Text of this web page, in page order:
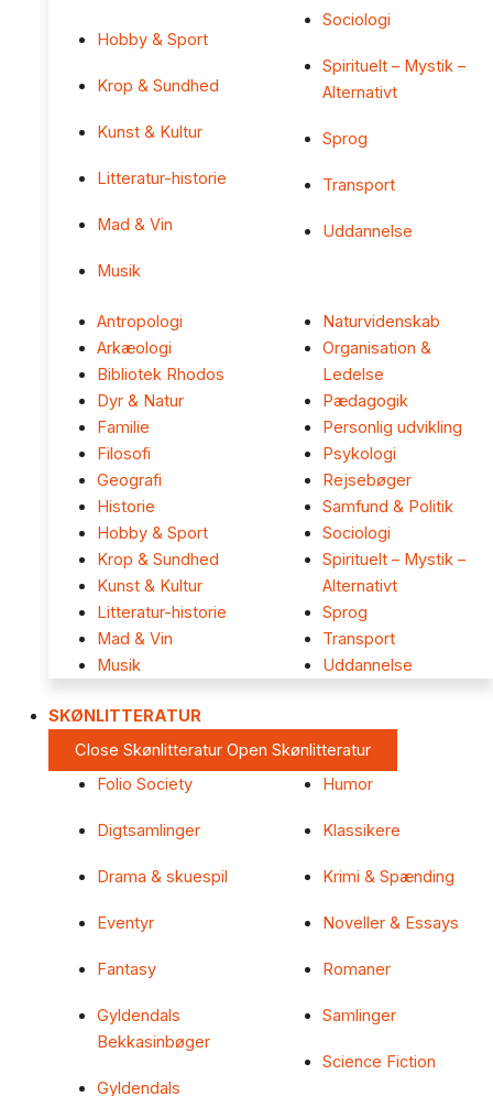
Hobby & Sport
Krop & Sundhed
Kunst & Kultur
Litteratur-historie
Mad & Vin
Musik
Sociologi
Spirituelt – Mystik –
Alternativt
Sprog
Transport
Uddannelse
Antropologi
Arkæologi
Bibliotek Rhodos
Dyr & Natur
Familie
Filosofi
Geografi
Historie
Hobby & Sport
Krop & Sundhed
Kunst & Kultur
Litteratur-historie
Mad & Vin
Musik
Naturvidenskab
Organisation &
Ledelse
Pædagogik
Personlig udvikling
Psykologi
Rejsebøger
Samfund & Politik
Sociologi
Spirituelt – Mystik –
Alternativt
Sprog
Transport
Uddannelse
SKØNLITTERATUR
Close Skønlitteratur Open Skønlitteratur
Folio Society
Digtsamlinger
Drama & skuespil
Eventyr
Fantasy
Gyldendals
Bekkasinbøger
Gyldendals
Humor
Klassikere
Krimi & Spænding
Noveller & Essays
Romaner
Samlinger
Science Fiction